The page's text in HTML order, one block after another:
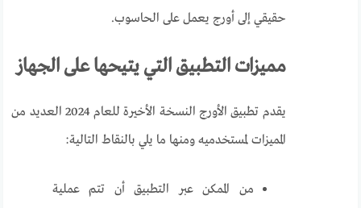
حقيقي إلى أورج يعمل على الحاسوب.
مميزات التطبيق التي يتيحها على الجهاز
يقدم تطبيق الأورج النسخة الأخيرة للعام 2024 العديد من
المميزات لمستخدميه ومنها ما يلي بالنقاط التالية:
من الممكن عبر التطبيق أن تتم عملية